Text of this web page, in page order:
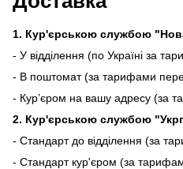
1. Кур'єрською службою
- У відділення (по Україні за
- В поштомат (за тарифами
- Кур’єром на вашу адресу (за
2. Кур'єрською службою
- Стандарт до відділення (за
- Стандарт кур'єром (за